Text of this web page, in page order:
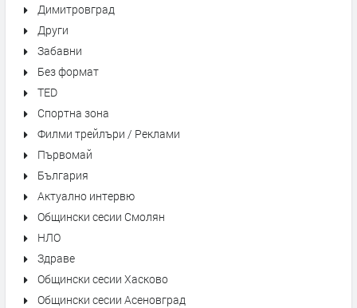
Димитровград
Други
Забавни
Без формат
TED
Спортна зона
Филми трейлъри / Реклами
Първомай
България
Актуално интервю
Общински сесии Смолян
НЛО
Здраве
Общински сесии Хасково
Общински сесии Асеновград